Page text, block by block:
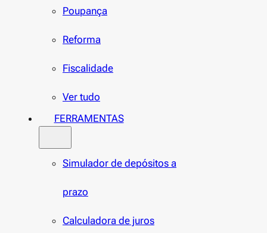
Poupança
Reforma
Fiscalidade
Ver tudo
FERRAMENTAS
Simulador de depósitos a
prazo
Calculadora de juros